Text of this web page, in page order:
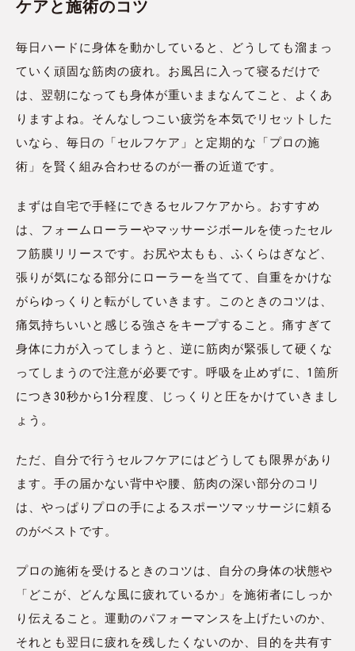
ケアと施術のコツ
毎日ハードに身体を動かしていると、どうしても溜まっ
ていく頑固な筋肉の疲れ。お風呂に入って寝るだけで
は、翌朝になっても身体が重いままなんてこと、よくあ
りますよね。そんなしつこい疲労を本気でリセットした
いなら、毎日の「セルフケア」と定期的な「プロの施
術」を賢く組み合わせるのが一番の近道です。
まずは自宅で手軽にできるセルフケアから。おすすめ
は、フォームローラーやマッサージボールを使ったセル
フ筋膜リリースです。お尻や太もも、ふくらはぎなど、
張りが気になる部分にローラーを当てて、自重をかけな
がらゆっくりと転がしていきます。このときのコツは、
痛気持ちいいと感じる強さをキープすること。痛すぎて
身体に力が入ってしまうと、逆に筋肉が緊張して硬くな
ってしまうので注意が必要です。呼吸を止めずに、1箇所
につき30秒から1分程度、じっくりと圧をかけていきまし
ょう。
ただ、自分で行うセルフケアにはどうしても限界があり
ます。手の届かない背中や腰、筋肉の深い部分のコリ
は、やっぱりプロの手によるスポーツマッサージに頼る
のがベストです。
プロの施術を受けるときのコツは、自分の身体の状態や
「どこが、どんな風に疲れているか」を施術者にしっか
り伝えること。運動のパフォーマンスを上げたいのか、
それとも翌日に疲れを残したくないのか、目的を共有す